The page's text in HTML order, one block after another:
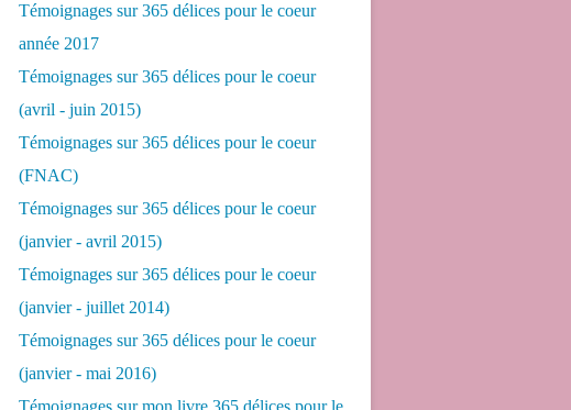
Témoignages sur 365 délices pour le coeur
année 2017
Témoignages sur 365 délices pour le coeur
(avril - juin 2015)
Témoignages sur 365 délices pour le coeur
(FNAC)
Témoignages sur 365 délices pour le coeur
(janvier - avril 2015)
Témoignages sur 365 délices pour le coeur
(janvier - juillet 2014)
Témoignages sur 365 délices pour le coeur
(janvier - mai 2016)
Témoignages sur mon livre 365 délices pour le